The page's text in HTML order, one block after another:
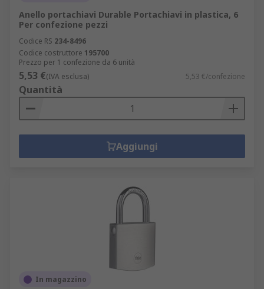
Anello portachiavi Durable Portachiavi in plastica, 6
Per confezione pezzi
Codice RS 234-8496
Codice costruttore 195700
Prezzo per 1 confezione da 6 unità
5,53 €(IVA esclusa) 5,53 €/confezione
Quantità
Aggiungi
In magazzino